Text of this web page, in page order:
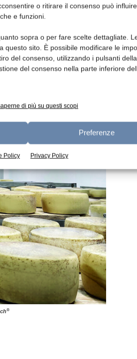
o ritirare il consenso può influire
e funzioni.
sopra o per fare scelte dettagliate.
questo sito. È possibile modificare le
del consenso, utilizzando i pulsanti
del consenso nella parte inferiore
di più su questi scopi
Preferenze
Policy Privacy Policy
®